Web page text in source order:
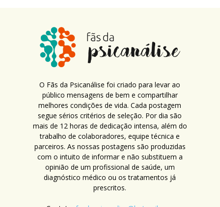
O Fãs da Psicanálise foi criado para levar ao
público mensagens de bem e compartilhar
melhores condições de vida. Cada postagem
segue sérios critérios de seleção. Por dia são
mais de 12 horas de dedicação intensa, além do
trabalho de colaboradores, equipe técnica e
parceiros. As nossas postagens são produzidas
com o intuito de informar e não substituem a
opinião de um profissional de saúde, um
diagnóstico médico ou os tratamentos já
prescritos.